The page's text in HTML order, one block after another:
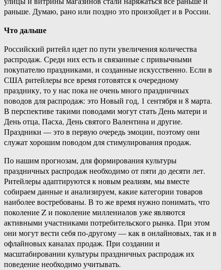
раньше. Думаю, рано или поздно это произойдет и в России.
Что дальше
Российский ритейл идет по пути увеличения количества
распродаж. Среди них есть и связанные с привычными
покупателю праздниками, и созданные искусственно. Если в
США ритейлеры все время готовятся к очередному
празднику, то у нас пока не очень много праздничных
поводов для распродаж: это Новый год, 1 сентября и 8 марта.
В перспективе такими поводами могут стать День матери и
День отца, Пасха, День святого Валентина и другие.
Праздники — это в первую очередь эмоции, поэтому они
служат хорошим поводом для стимулирования продаж.
По нашим прогнозам, для формирования культуры
праздничных распродаж необходимо от пяти до десяти лет.
Ритейлеры адаптируются к новым реалиям, мы вместе
собираем данные и анализируем, какие категории товаров
наиболее востребованы. В то же время нужно понимать, что
поколение Z и поколение миллениалов уже являются
активными участниками потребительского рынка. При этом
они могут вести себя по-другому — как в онлайновых, так и в
офлайновых каналах продаж. При создании и
масштабировании культуры праздничных распродаж их
поведение необходимо учитывать.